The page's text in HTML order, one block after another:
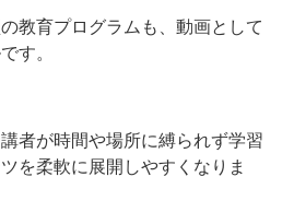
教育プログラムも、動画として
す。
者が時間や場所に縛られず学習
を柔軟に展開しやすくなりま